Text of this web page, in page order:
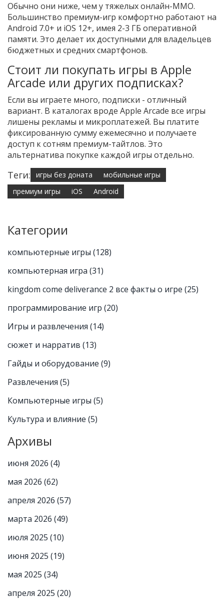
Обычно они ниже, чем у тяжелых онлайн-MMO.
Большинство премиум-игр комфортно работают на
Android 7.0+ и iOS 12+, имея 2-3 ГБ оперативной
памяти. Это делает их доступными для владельцев
бюджетных и средних смартфонов.
Стоит ли покупать игры в Apple
Arcade или других подписках?
Если вы играете много, подписки - отличный
вариант. В каталогах вроде Apple Arcade все игры
лишены рекламы и микроплатежей. Вы платите
фиксированную сумму ежемесячно и получаете
доступ к сотням премиум-тайтлов. Это
альтернатива покупке каждой игры отдельно.
Теги: игры без доната
мобильные игры
премиум игры
iOS Android
Категории
компьютерные игры (128)
компьютерная игра (31)
kingdom come deliverance 2 все факты о игре (25)
программирование игр (20)
Игры и развлечения (14)
сюжет и нарратив (13)
Гайды и оборудование (9)
Развлечения (5)
Компьютерные игры (5)
Культура и влияние (5)
Архивы
июня 2026 (4)
мая 2026 (62)
апреля 2026 (57)
марта 2026 (49)
июля 2025 (10)
июня 2025 (19)
мая 2025 (34)
апреля 2025 (20)